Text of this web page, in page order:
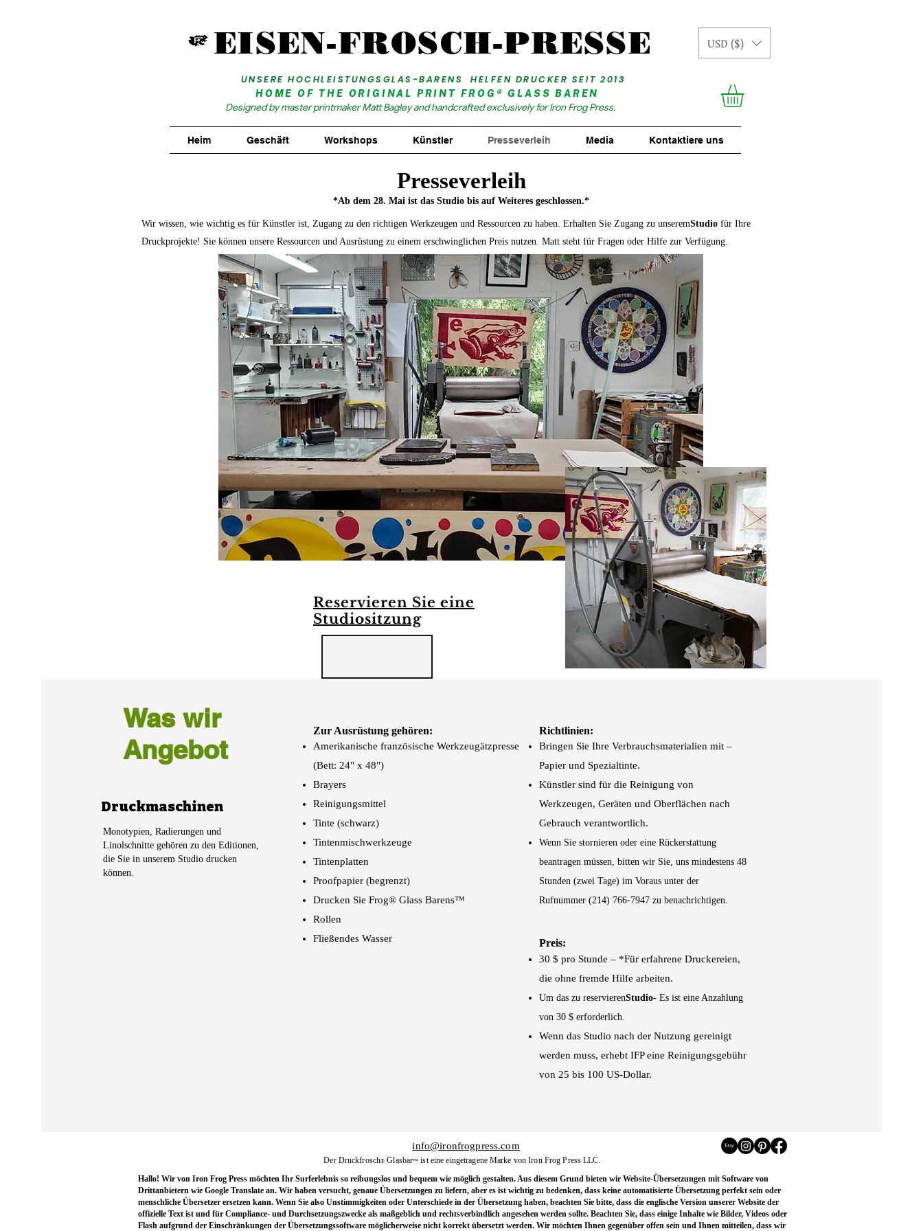
EISEN-FROSCH-PRESSE
UNSERE HOCHLEISTUNGSGLAS-BARENS HELFEN DRUCKER SEIT 2013
USD ($)
HOME OF THE ORIGINAL PRINT FROG® GLASS BAREN
Designed by master printmaker Matt Bagley and handcrafted exclusively for Iron Frog Press.
Heim Geschäft Workshops Künstler Presseverleih Media Kontaktiere uns
Presseverleih
*Ab dem 28. Mai ist das Studio bis auf Weiteres geschlossen.*
Wir wissen, wie wichtig es für Künstler ist, Zugang zu den richtigen Werkzeugen und Ressourcen zu haben. Erhalten Sie Zugang zu unseremStudio für Ihre
Druckprojekte! Sie können unsere Ressourcen und Ausrüstung zu einem erschwinglichen Preis nutzen. Matt steht für Fragen oder Hilfe zur Verfügung.
Reservieren Sie eine
Studiositzung
Was wir
Angebot
Druckmaschinen
Monotypien, Radierungen und
Linolschnitte gehören zu den Editionen,
die Sie in unserem Studio drucken
können.
Zur Ausrüstung gehören:
Amerikanische französische Werkzeugätzpresse
(Bett: 24" x 48")
Brayers
Reinigungsmittel
Tinte (schwarz)
Tintenmischwerkzeuge
Tintenplatten
Proofpapier (begrenzt)
Drucken Sie Frog® Glass Barens™
Rollen
Fließendes Wasser
Richtlinien:
Bringen Sie Ihre Verbrauchsmaterialien mit –
Papier und Spezialtinte.
Künstler sind für die Reinigung von
Werkzeugen, Geräten und Oberflächen nach
Gebrauch verantwortlich.
Wenn Sie stornieren oder eine Rückerstattung
beantragen müssen, bitten wir Sie, uns mindestens 48
Stunden (zwei Tage) im Voraus unter der
Rufnummer (214) 766-7947 zu benachrichtigen.
Preis:
30 $ pro Stunde – *Für erfahrene Druckereien,
die ohne fremde Hilfe arbeiten.
Um das zu reservierenStudio- Es ist eine Anzahlung
von 30 $ erforderlich.
Wenn das Studio nach der Nutzung gereinigt
werden muss, erhebt IFP eine Reinigungsgebühr
von 25 bis 100 US-Dollar.
info@ironfrogpress.com
Der Druckfrosch® Glasbar™ ist eine eingetragene Marke von Iron Frog Press LLC.
Hallo! Wir von Iron Frog Press möchten Ihr Surferlebnis so reibungslos und bequem wie möglich gestalten. Aus diesem Grund bieten wir Website-Übersetzungen mit Software von
Drittanbietern wie Google Translate an. Wir haben versucht, genaue Übersetzungen zu liefern, aber es ist wichtig zu bedenken, dass keine automatisierte Übersetzung perfekt sein oder
menschliche Übersetzer ersetzen kann. Wenn Sie also Unstimmigkeiten oder Unterschiede in der Übersetzung haben, beachten Sie bitte, dass die englische Version unserer Website der
offizielle Text ist und für Compliance- und Durchsetzungszwecke als maßgeblich und rechtsverbindlich angesehen werden sollte. Beachten Sie, dass einige Inhalte wie Bilder, Videos oder
Flash aufgrund der Einschränkungen der Übersetzungssoftware möglicherweise nicht korrekt übersetzt werden. Wir möchten Ihnen gegenüber offen sein und Ihnen mitteilen, dass wir